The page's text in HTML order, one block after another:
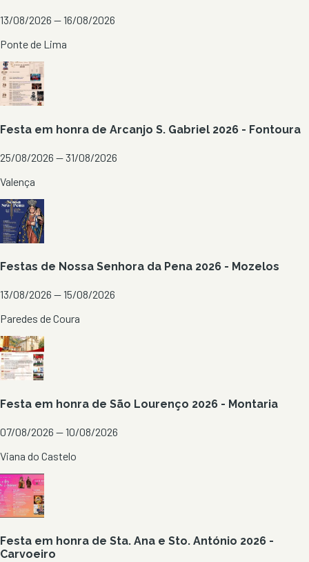
13/08/2026 — 16/08/2026
Ponte de Lima
Festa em honra de Arcanjo S. Gabriel 2026 - Fontoura
25/08/2026 — 31/08/2026
Valença
Festas de Nossa Senhora da Pena 2026 - Mozelos
13/08/2026 — 15/08/2026
Paredes de Coura
Festa em honra de São Lourenço 2026 - Montaria
07/08/2026 — 10/08/2026
Viana do Castelo
Festa em honra de Sta. Ana e Sto. António 2026 -
Carvoeiro